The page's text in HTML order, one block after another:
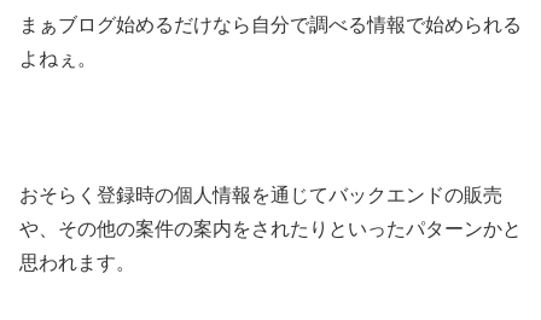
まぁブログ始めるだけなら自分で調べる情報で始められる
よねぇ。
おそらく登録時の個人情報を通じてバックエンドの販売
や、その他の案件の案内をされたりといったパターンかと
思われます。